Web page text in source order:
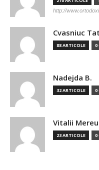
http://
Cvasniuc
88 ARTICOLE 0
Nadejda B.
32 ARTICOLE 0
Vitalii
23 ARTICOLE 0